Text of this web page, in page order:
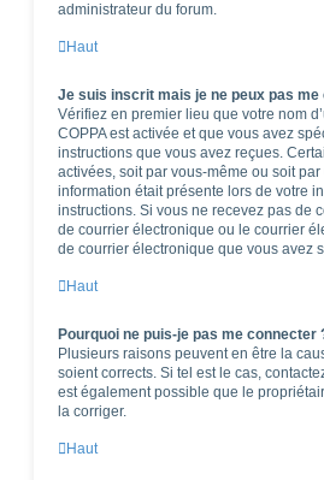
administrateur du forum.
Haut
Je suis inscrit mais je ne peux pas me
Vérifiez en premier lieu que votre nom
COPPA est activée et que vous avez
instructions que vous avez reçues.
activées, soit par vous-même ou soit
information était présente lors de votre
instructions. Si vous ne recevez pas de
de courrier électronique ou le courrier
de courrier électronique que vous avez
Haut
Pourquoi ne puis-je pas me connecter
Plusieurs raisons peuvent en être la
soient corrects. Si tel est le cas,
est également possible que le
la corriger.
Haut